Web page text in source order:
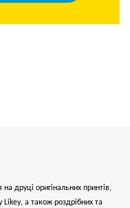
друці оригінальних принтів,
Likey, а також роздрібних та